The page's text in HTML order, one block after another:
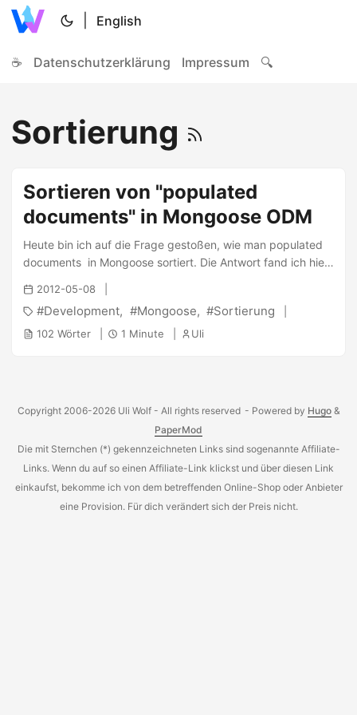
English
☕ Datenschutzerklärung Impressum 🔍
Sortierung
Sortieren von "populated
documents" in Mongoose ODM
Heute bin ich auf die Frage gestoßen, wie man populated
documents in Mongoose sortiert. Die Antwort fand ich hier
. Zunächst ist der Aufruf von populate wichtig: ...
2012-05-08
Development Mongoose Sortierung
102 Wörter 1 Minute Uli
Copyright 2006-2026 Uli Wolf - All rights reserved - Powered by Hugo &
PaperMod
Die mit Sternchen (*) gekennzeichneten Links sind sogenannte Affiliate-
Links. Wenn du auf so einen Affiliate-Link klickst und über diesen Link
einkaufst, bekomme ich von dem betreffenden Online-Shop oder Anbieter
eine Provision. Für dich verändert sich der Preis nicht.